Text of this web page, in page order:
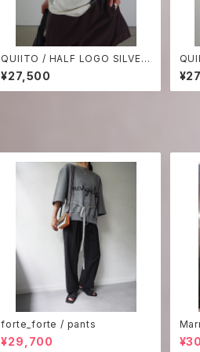
QUIITO / HALF LOGO SILVER
TEE -OFF WHITE×BROWN₋
¥27,500
forte_forte / pants
¥29,700